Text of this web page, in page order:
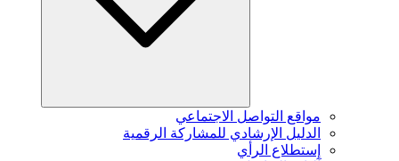
مواقع التواصل الاجتماعي
الدليل الإرشادي للمشاركة الرقمية
إستطلاع الرأي